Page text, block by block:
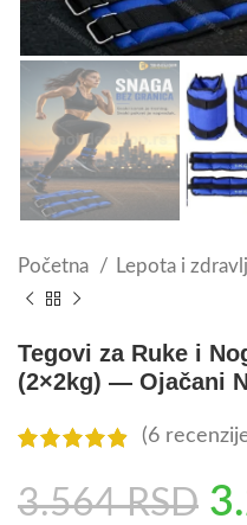
Početna Lepota i
Tegovi za Ruke i
(2×2kg) — Ojačani
(6
3.564RSD